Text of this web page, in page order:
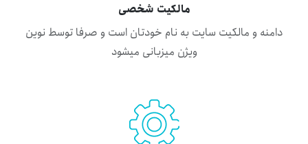
مالکیت شخصی
دامنه و مالکیت سایت به نام خودتان است و صرفا توسط نوین
ویژن میزبانی میشود